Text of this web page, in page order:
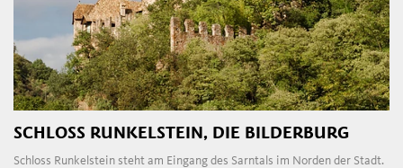
SCHLOSS RUNKELSTEIN, DIE BILDERBURG
Schloss Runkelstein steht am Eingang des Sarntals im Norden der Stadt.